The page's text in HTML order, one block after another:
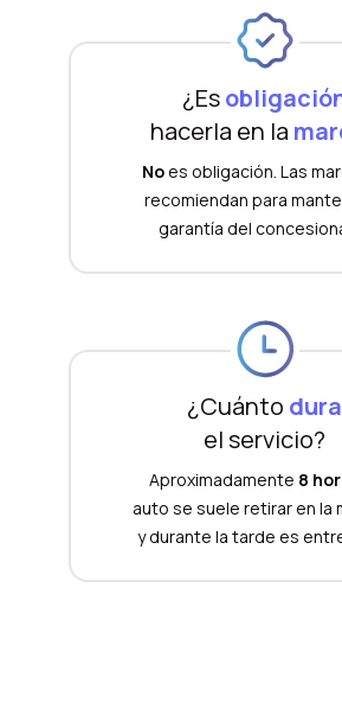
¿Es
hacerla en la
Noes obligación. Las
recomiendan para
garantía del
¿Cuánto dura
el servicio?
Aproximadamente 8
auto se suele retirar en la
y durante la tarde es